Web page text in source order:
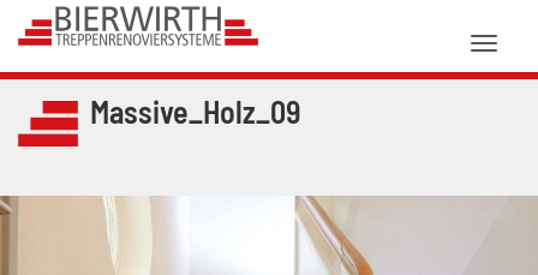
Massive_Holz_09